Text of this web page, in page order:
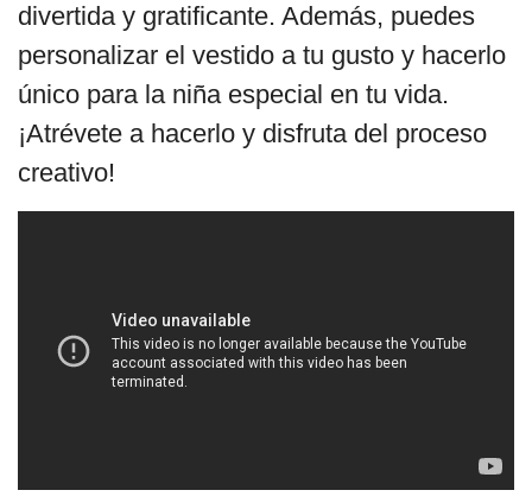
divertida y gratificante. Además, puedes
personalizar el vestido a tu gusto y hacerlo
único para la niña especial en tu vida.
¡Atrévete a hacerlo y disfruta del proceso
creativo!